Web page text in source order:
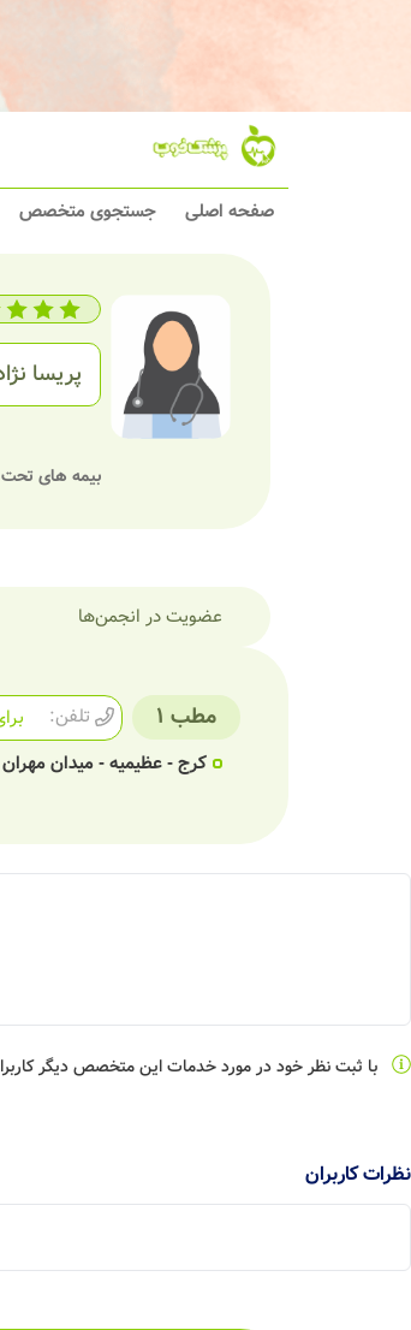
صفحه اصلی جستجوی متخصص
پریسا
بیمه های
عضویت در انجمن‌ها
مطب 1 تلفن:
کرج - عظیمیه - میدان
با ثبت نظر خود در مورد خدمات این متخصص دیگر
نظرات کاربران